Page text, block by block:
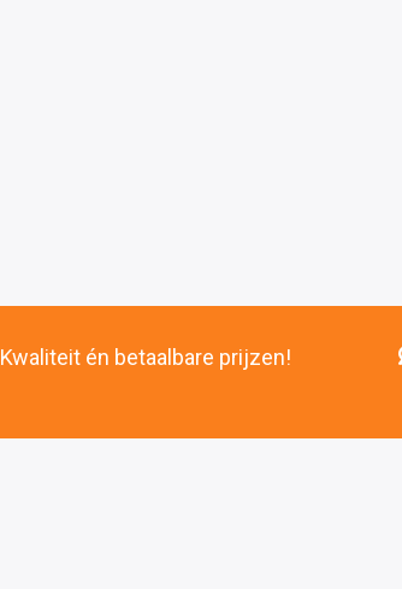
Kwaliteit én betaalbare prijzen!